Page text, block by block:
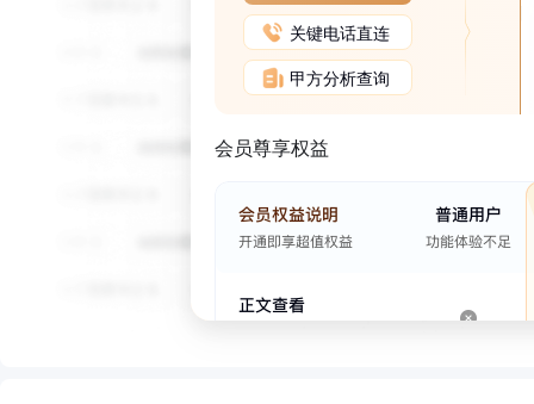
关键电话直连
甲方分析查询
会员尊享权益